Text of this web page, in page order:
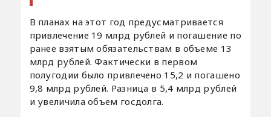
В планах на этот год предусматривается
привлечение 19 млрд рублей и погашение по
ранее взятым обязательствам в объеме 13
млрд рублей. Фактически в первом
полугодии было привлечено 15,2 и погашено
9,8 млрд рублей. Разница в 5,4 млрд рублей
и увеличила объем госдолга.